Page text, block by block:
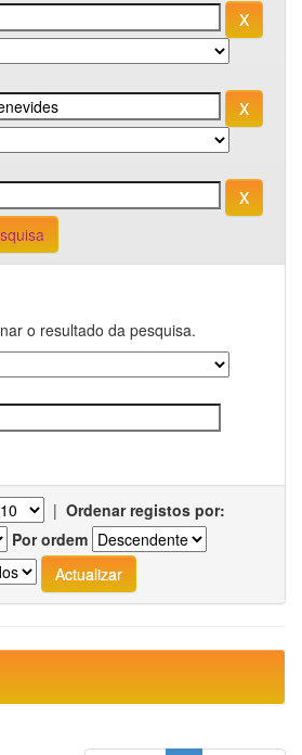
o resultado da pesquisa.
| Ordenar registos por:
Por ordem